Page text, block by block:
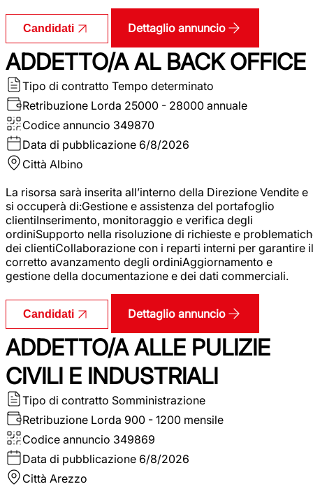
Candidati Dettaglio annuncio
ADDETTO/A AL BACK OFFICE
Tipo di contratto Tempo determinato
Retribuzione Lorda 25000 - 28000 annuale
Codice annuncio 349870
Data di pubblicazione 6/8/2026
Città Albino
La risorsa sarà inserita all’interno della Direzione Vendite e
si occuperà di:Gestione e assistenza del portafoglio
clientiInserimento, monitoraggio e verifica degli
ordiniSupporto nella risoluzione di richieste e
dei clientiCollaborazione con i reparti interni per garantire il
corretto avanzamento degli ordiniAggiornamento e
gestione della documentazione e dei dati commerciali.
Candidati Dettaglio annuncio
ADDETTO/A ALLE PULIZIE
CIVILI E INDUSTRIALI
Tipo di contratto Somministrazione
Retribuzione Lorda 900 - 1200 mensile
Codice annuncio 349869
Data di pubblicazione 6/8/2026
Città Arezzo